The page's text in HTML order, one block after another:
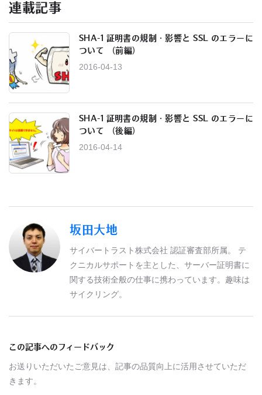
連載記事
SHA-1 証明書の規制・影響と SSL のエラーに
ついて （前編）
2016-04-13
SHA-1 証明書の規制・影響と SSL のエラーに
ついて （後編）
2016-04-14
坂田大地
サイバートラスト株式会社 認証審査部所属。 テ
クニカルサポートを主とした、サーバー証明書に
関する技術全般の仕事に携わっています。趣味は
サイクリング。
この記事へのフィードバック
お送りいただいたご意見は、記事の品質向上に活用させていただ
きます。